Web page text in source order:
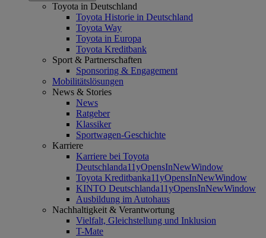
Toyota in Deutschland
Toyota Historie in Deutschland
Toyota Way
Toyota in Europa
Toyota Kreditbank
Sport & Partnerschaften
Sponsoring & Engagement
Mobilitätslösungen
News & Stories
News
Ratgeber
Klassiker
Sportwagen-Geschichte
Karriere
Karriere bei Toyota
Deutschlanda11yOpensInNewWindow
Toyota Kreditbanka11yOpensInNewWindow
KINTO Deutschlanda11yOpensInNewWindow
Ausbildung im Autohaus
Nachhaltigkeit & Verantwortung
Vielfalt, Gleichstellung und Inklusion
T-Mate